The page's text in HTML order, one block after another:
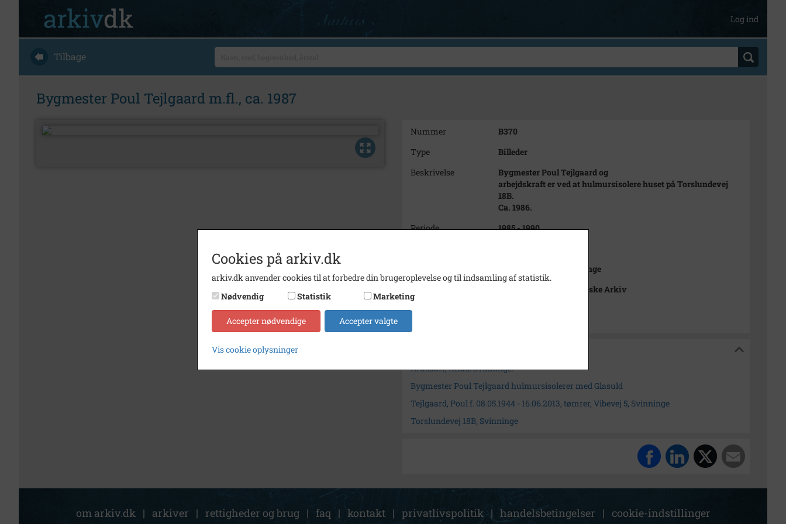
Log ind
Tilbage
Bygmester Poul Tejlgaard m.fl., ca. 1987
Nummer
B370
Type
Billeder
Beskrivelse
Bygmester Poul Tejlgaard og
arbejdskraft er ved at hulmursisolere huset på Torslundevej
18B.
Ca. 1986.
Periode
1985 - 1990
Knud Krusdorf, Svinninge
Svinninge Lokalhistoriske Arkiv
Krusdorf, Knud. Svinninge.
Bygmester Poul Tejlgaard hulmursisolerer med Glasuld
Tejlgaard, Poul f. 08.05.1944 - 16.06.2013, tømrer, Vibevej 5, Svinninge
Torslundevej 18B, Svinninge
om arkiv.dk | arkiver | rettigheder og brug | faq | kontakt | privatlivspolitik | handelsbetingelser | cookie-indstillinger
Cookies på arkiv.dk
arkiv.dk anvender cookies til at forbedre din brugeroplevelse og til indsamling af statistik.
Nødvendig
Statistik Marketing
Accepter nødvendige Accepter valgte
Vis cookie oplysninger